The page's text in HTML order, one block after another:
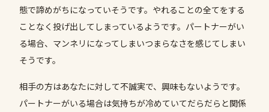
態で諦めがちになっていそうです。やれることの全てをする
ことなく投げ出してしまっているようです。パートナーがい
る場合、マンネリになってしまいつまらなさを感じてしまい
そうです。
相手の方はあなたに対して不誠実で、興味もないようです。
パートナーがいる場合は気持ちが冷めていてだらだらと関係